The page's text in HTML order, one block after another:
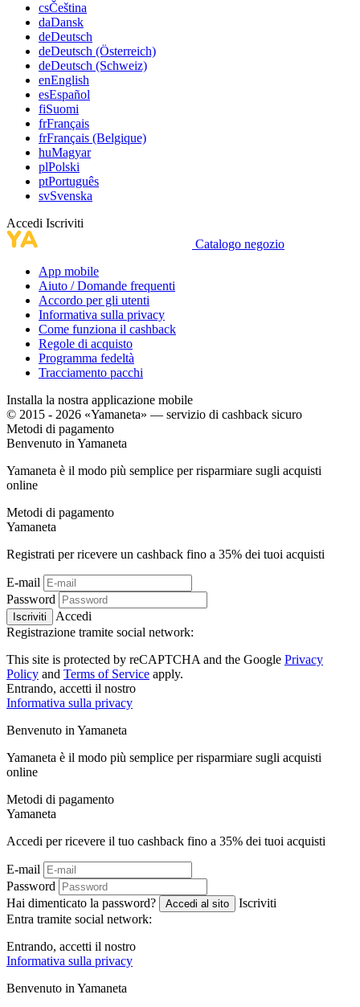
csČeština
daDansk
deDeutsch
deDeutsch (Österreich)
deDeutsch (Schweiz)
enEnglish
esEspañol
fiSuomi
frFrançais
frFrançais (Belgique)
huMagyar
plPolski
ptPortuguês
svSvenska
Accedi Iscriviti
Catalogo negozio
App mobile
Aiuto / Domande frequenti
Accordo per gli utenti
Informativa sulla privacy
Come funziona il cashback
Regole di acquisto
Programma fedeltà
Tracciamento pacchi
Installa la nostra applicazione mobile
© 2015 - 2026 «Yamaneta» — servizio di cashback sicuro
Metodi di pagamento
Benvenuto in Yamaneta
Yamaneta è il modo più semplice per risparmiare sugli acquisti
online
Metodi di pagamento
Yamaneta
Registrati per ricevere un cashback fino a 35% dei tuoi acquisti
E-mail
Password
Iscriviti
Accedi
Registrazione tramite social network:
This site is protected by reCAPTCHA and the Google Privacy
Policy and Terms of Service apply.
Entrando, accetti il ​​nostro
Informativa sulla privacy
Benvenuto in Yamaneta
Yamaneta è il modo più semplice per risparmiare sugli acquisti
online
Metodi di pagamento
Yamaneta
Accedi per ricevere il tuo cashback fino a 35% dei tuoi acquisti
E-mail
Password
Hai dimenticato la password?
Accedi al sito
Iscriviti
Entra tramite social network:
Entrando, accetti il ​​nostro
Informativa sulla privacy
Benvenuto in Yamaneta